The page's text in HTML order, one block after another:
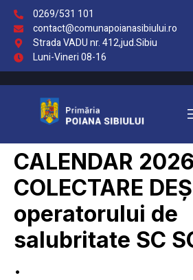
0269/531 101
contact@comunapoianasibiului.ro
Strada VADU nr. 412,jud.Sibiu
Luni-Vineri 08-16
CALENDAR
COLECTARE
operatorului de
salubritate SC
.